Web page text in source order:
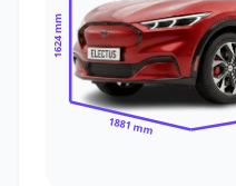
1624 mm
1881 mm